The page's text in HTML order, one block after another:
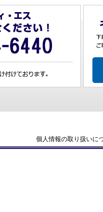
個人情報の取り扱いに